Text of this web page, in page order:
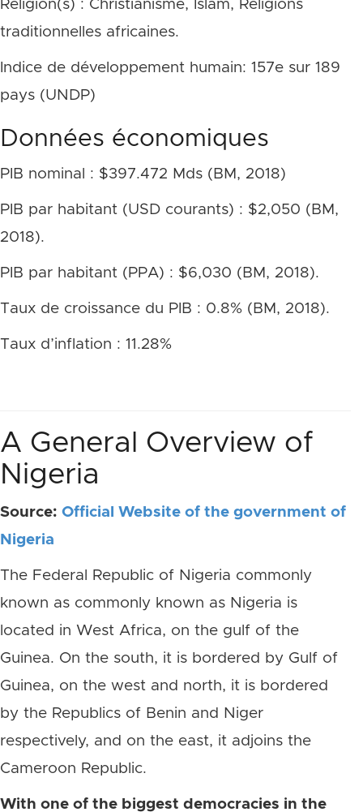
Religion(s) : Christianisme, Islam, Religions
traditionnelles africaines.
Indice de développement humain: 157e sur 189
pays (UNDP)
Données économiques
PIB nominal : $397.472 Mds (BM, 2018)
PIB par habitant (USD courants) : $2,050 (BM,
2018).
PIB par habitant (PPA) : $6,030 (BM, 2018).
Taux de croissance du PIB : 0.8% (BM, 2018).
Taux d’inflation : 11.28%
A General Overview of
Nigeria
Source: Official Website of the government of
Nigeria
The Federal Republic of Nigeria commonly
known as commonly known as Nigeria is
located in West Africa, on the gulf of the
Guinea. On the south, it is bordered by Gulf of
Guinea, on the west and north, it is bordered
by the Republics of Benin and Niger
respectively, and on the east, it adjoins the
Cameroon Republic.
With one of the biggest democracies in the